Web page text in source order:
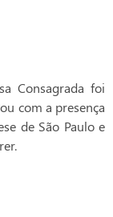
Consagrada foi
com a presença
de São Paulo e